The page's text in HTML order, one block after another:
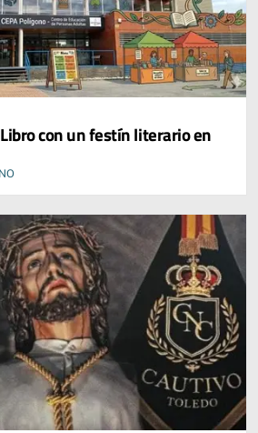
con un festín literario en